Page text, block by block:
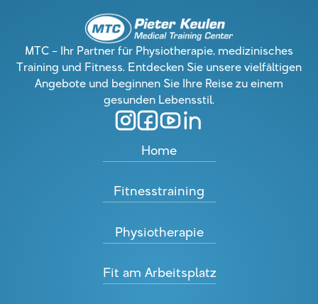
MTC – Ihr Partner für Physiotherapie, medizinisches
Training und Fitness. Entdecken Sie unsere vielfältigen
Angebote und beginnen Sie Ihre Reise zu einem
gesunden Lebensstil.
Home
Fitnesstraining
Physiotherapie
Fit am Arbeitsplatz